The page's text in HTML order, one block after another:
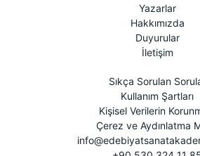
Yazarlar
Hakkımızda
Duyurular
İletişim
Sıkça Sorulan
Kullanım Şartları
Kişisel Verilerin
Çerez ve Aydınlatma